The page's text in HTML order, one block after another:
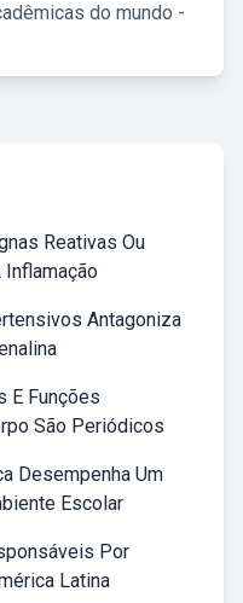
do mundo -
Reativas Ou
Antagoniza
E Funções
São Periódicos
Desempenha Um
Escolar
Por
Latina